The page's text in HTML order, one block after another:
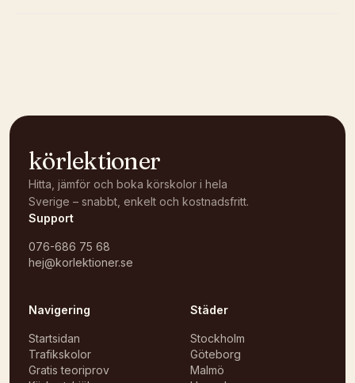
körlektioner
Hitta, jämför och boka körskolor i hela
Sverige – snabbt, enkelt och kostnadsfritt.
Support
076-686 75 68
hej@korlektioner.se
Navigering
Startsidan
Trafikskolor
Gratis teoriprov
Städer
Stockholm
Göteborg
Malmö